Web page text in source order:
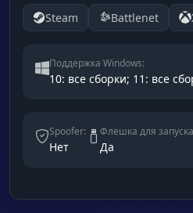
Steam Battlenet
Поддержка Windows:
10: все сборки; 11: все
Spoofer:
Нет
Флешка для
Да